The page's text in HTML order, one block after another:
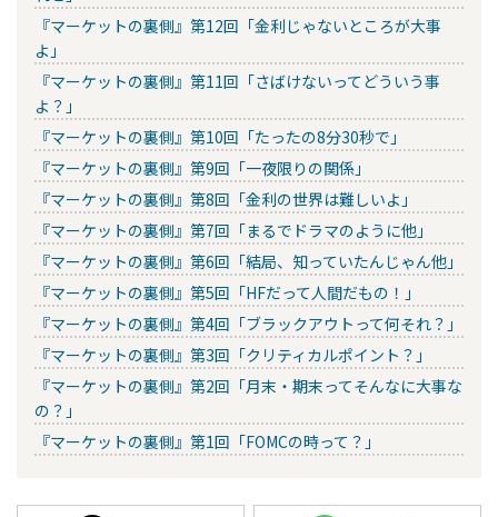
『マーケットの裏側』第12回「金利じゃないところが大事
よ」
『マーケットの裏側』第11回「さばけないってどういう事
よ？」
『マーケットの裏側』第10回「たったの8分30秒で」
『マーケットの裏側』第9回「一夜限りの関係」
『マーケットの裏側』第8回「金利の世界は難しいよ」
『マーケットの裏側』第7回「まるでドラマのように他」
『マーケットの裏側』第6回「結局、知っていたんじゃん他」
『マーケットの裏側』第5回「HFだって人間だもの！」
『マーケットの裏側』第4回「ブラックアウトって何それ？」
『マーケットの裏側』第3回「クリティカルポイント？」
『マーケットの裏側』第2回「月末・期末ってそんなに大事な
の？」
『マーケットの裏側』第1回「FOMCの時って？」